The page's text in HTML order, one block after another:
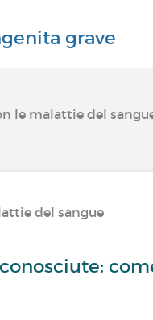
grave
le malattie del
del sangue